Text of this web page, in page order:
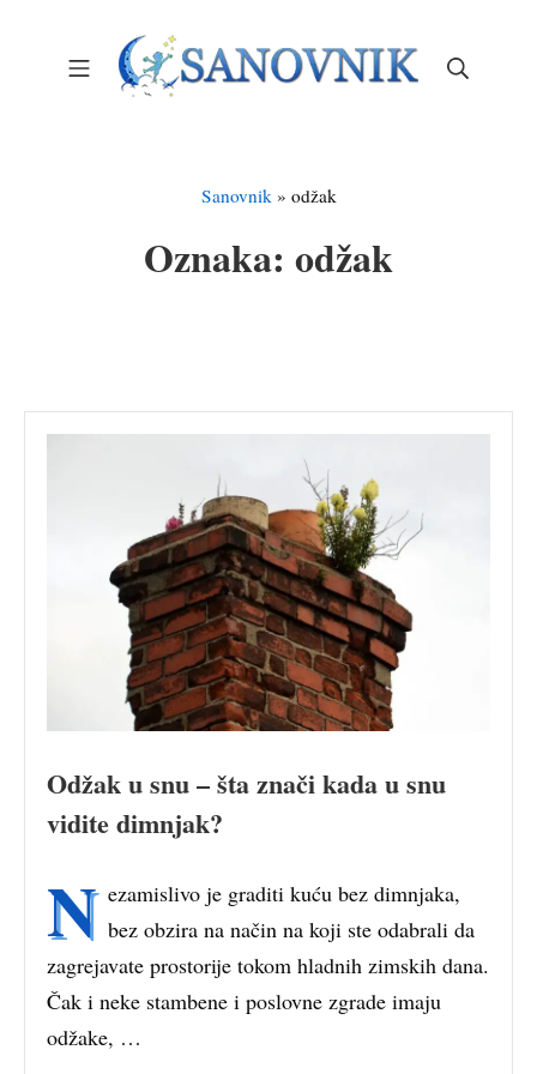
Mobile Menu
Sanovnik» odžak
Oznaka: odžak
Odžak u snu – šta znači kada u snu
vidite dimnjak?
N ezamislivo je graditi kuću bez dimnjaka,
bez obzira na način na koji ste odabrali da
zagrejavate prostorije tokom hladnih zimskih dana.
Čak i neke stambene i poslovne zgrade imaju
odžake, …